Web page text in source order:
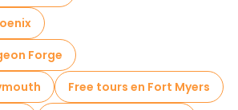
Forge
Free tours en Fort Myers